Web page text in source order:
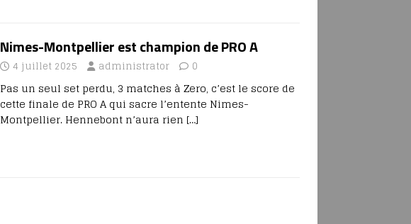
Nimes-Montpellier est champion de PRO A
4 juillet 2025 administrator 0
Pas un seul set perdu, 3 matches à Zero, c’est le score de
cette finale de PRO A qui sacre l’entente Nimes-
Montpellier. Hennebont n’aura rien […]